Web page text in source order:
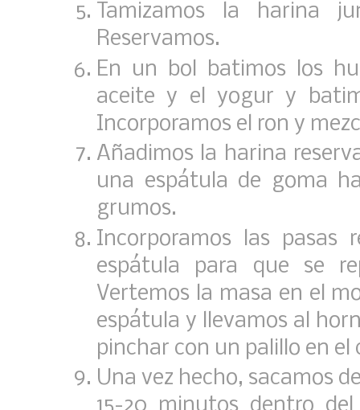
Tamizamos la harina
Reservamos.
En un bol batimos los
aceite y el yogur y
Incorporamos el ron y
Añadimos la harina
una espátula de goma
grumos.
Incorporamos las pasas
espátula para que se
Vertemos la masa en el
espátula y llevamos al
pinchar con un palillo en
Una vez hecho, sacamos